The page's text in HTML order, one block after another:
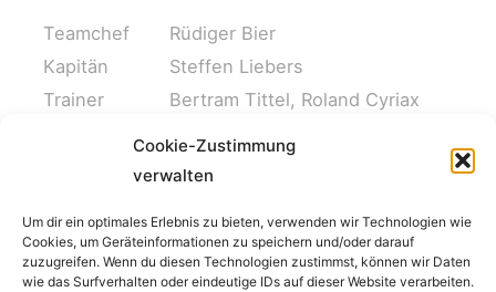
Cookie-Zustimmung
verwalten
Um dir ein optimales Erlebnis zu bieten, verwenden wir Technologien wie
Cookies, um Geräteinformationen zu speichern und/oder darauf
zuzugreifen. Wenn du diesen Technologien zustimmst, können wir Daten
wie das Surfverhalten oder eindeutige IDs auf dieser Website verarbeiten.
Teamchef
Kapitän
Trainer
Rüdiger Bier
Steffen Liebers
Bertram Tittel, Roland Cyriax
Impressum